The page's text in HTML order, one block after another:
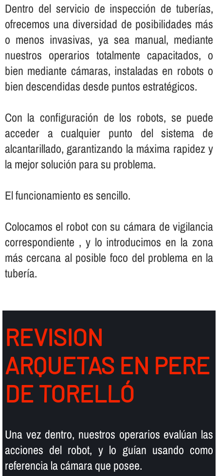
Dentro del servicio de inspección de tuberí­as,
ofrecemos una diversidad de posibilidades más
o menos invasivas, ya sea manual, mediante
nuestros operarios totalmente capacitados, o
bien mediante cámaras, instaladas en robots o
bien descendidas desde puntos estratégicos.
Con la configuración de los robots, se puede
acceder a cualquier punto del sistema de
alcantarillado, garantizando la máxima rapidez y
la mejor solución para su problema.
El funcionamiento es sencillo.
Colocamos el robot con su cámara de vigilancia
correspondiente , y lo introducimos en la zona
más cercana al posible foco del problema en la
tuberí­a.
REVISION
ARQUETAS EN PERE
DE TORELLÓ
Una vez dentro, nuestros operarios evalúan las
acciones del robot, y lo guí­an usando como
referencia la cámara que posee.